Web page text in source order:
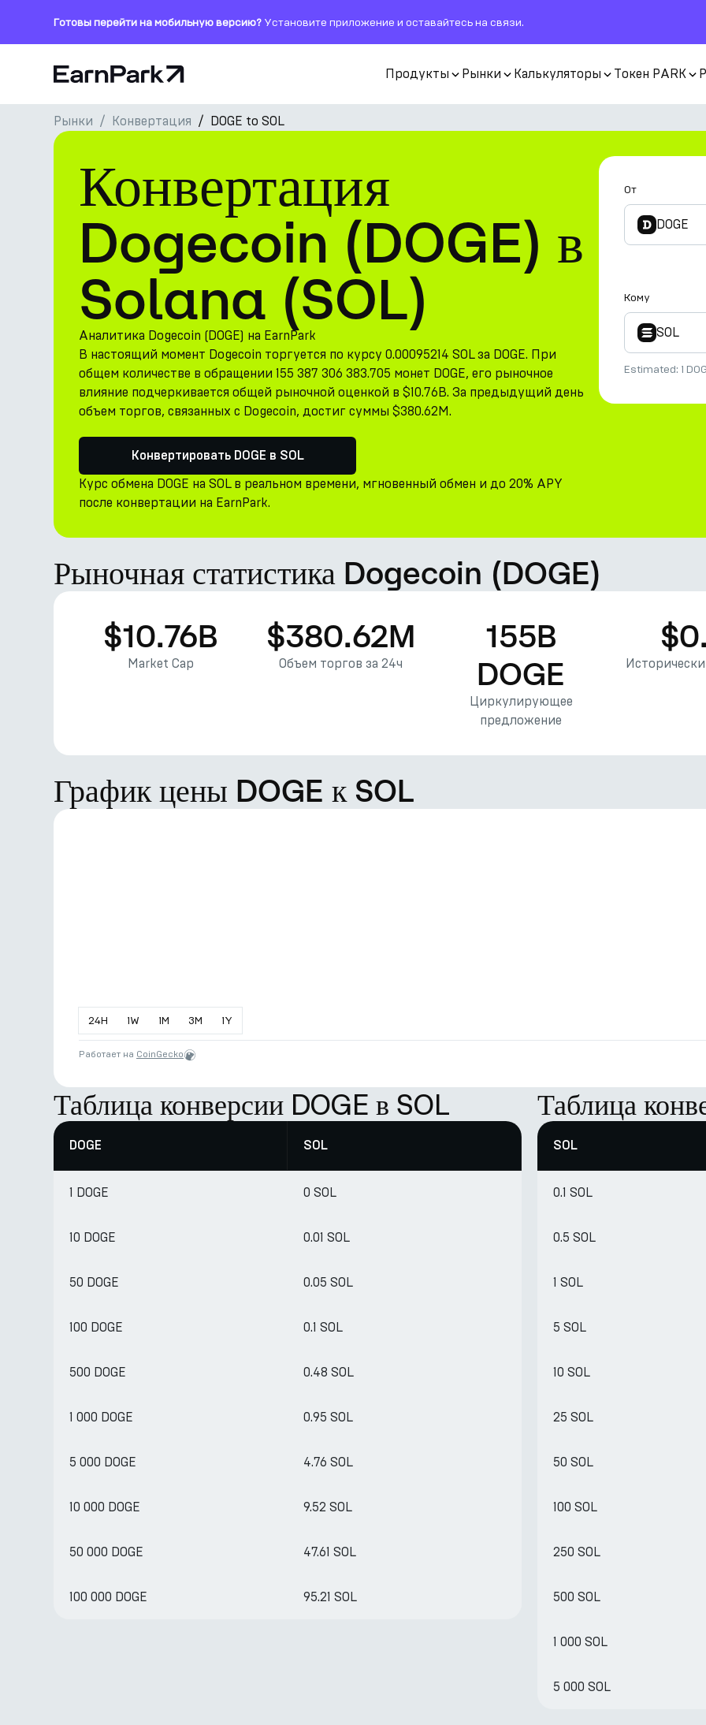
Готовы перейти на мобильную версию? Установите приложение и оставайтесь на связи.
Главная страница Продукты Рынки Калькуляторы Токен PARK
Продукты
Рынки
Калькуляторы
Токен PARK
Ресурсы
Компания
Рынки Конвертация DOGE to SOL
Конвертация
Dogecoin (DOGE) в
Solana (SOL)
Аналитика Dogecoin (DOGE) на EarnPark
В настоящий момент Dogecoin торгуется по курсу 0.00095214 SOL за DOGE. При
общем количестве в обращении 155 387 306 383.705 монет DOGE, его рыночное
влияние подчеркивается общей рыночной оценкой в $10.76B. За предыдущий день
объем торгов, связанных с Dogecoin, достиг суммы $380.62M.
Конвертировать DOGE в SOL
Курс обмена DOGE на SOL в реальном времени, мгновенный обмен и до 20% APY
после конвертации на EarnPark.
От
DOGE
Кому
SOL
Estimated: 1
Рыночная статистика Dogecoin (DOGE)
$10.76B
Market Cap
$380.62M
Объем торгов за 24ч
155B
DOGE
Циркулирующее
предложение
График цены DOGE к SOL
24H 1W 1M 3M 1Y
Работает на CoinGecko
Таблица конверсии DOGE в SOL
DOGE SOL
1 DOGE 0 SOL
10 DOGE 0.01 SOL
50 DOGE 0.05 SOL
100 DOGE 0.1 SOL
500 DOGE 0.48 SOL
1 000 DOGE 0.95 SOL
5 000 DOGE 4.76 SOL
10 000 DOGE 9.52 SOL
50 000 DOGE 47.61 SOL
100 000 DOGE 95.21 SOL
Таблица
SOL
0.1 SOL
0.5 SOL
1 SOL
5 SOL
10 SOL
25 SOL
50 SOL
100 SOL
250 SOL
500 SOL
1 000 SOL
5 000 SOL